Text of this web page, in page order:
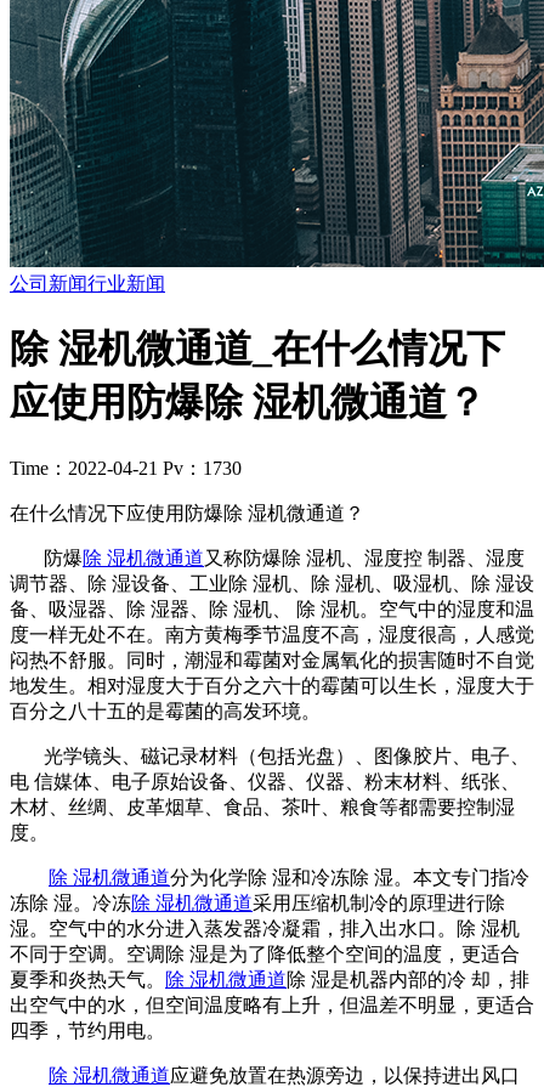
公司新闻行业新闻
除 湿机微通道_在什么情况下
应使用防爆除 湿机微通道？
Time：2022-04-21 Pv：1730
在什么情况下应使用防爆除 湿机微通道？
防爆除 湿机微通道又称防爆除 湿机、湿度控 制器、湿度
调节器、除 湿设备、工业除 湿机、除 湿机、吸湿机、除 湿设
备、吸湿器、除 湿器、除 湿机、 除 湿机。空气中的湿度和温
度一样无处不在。南方黄梅季节温度不高，湿度很高，人感觉
闷热不舒服。同时，潮湿和霉菌对金属氧化的损害随时不自觉
地发生。相对湿度大于百分之六十的霉菌可以生长，湿度大于
百分之八十五的是霉菌的高发环境。
光学镜头、磁记录材料（包括光盘）、图像胶片、电子、
电 信媒体、电子原始设备、仪器、仪器、粉末材料、纸张、
木材、丝绸、皮革烟草、食品、茶叶、粮食等都需要控制湿
度。
除 湿机微通道分为化学除 湿和冷冻除 湿。本文专门指冷
冻除 湿。冷冻除 湿机微通道采用压缩机制冷的原理进行除
湿。空气中的水分进入蒸发器冷凝霜，排入出水口。除 湿机
不同于空调。空调除 湿是为了降低整个空间的温度，更适合
夏季和炎热天气。
除 湿机微通道除 湿是机器内部的冷 却，排
出空气中的水，但空间温度略有上升，但温差不明显，更适合
四季，节约用电。
除 湿机微通道应避免放置在热源旁边，以保持进出风口